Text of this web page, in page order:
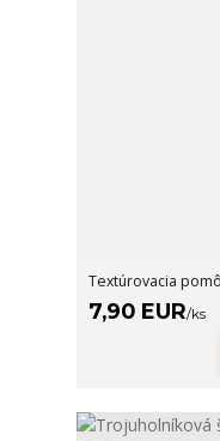
Textúrovacia
7,90 EUR/ks